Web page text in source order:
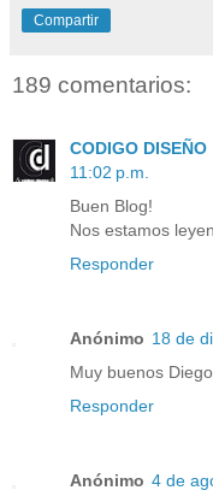
Compartir
189 comentarios:
CODIGO DISEÑO
11:02 p.m.
Buen Blog!
Nos estamos
Responder
Anónimo 18 de
Muy buenos
Responder
Anónimo 4 de